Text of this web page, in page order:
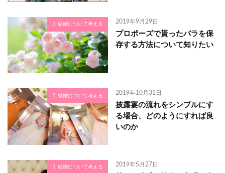
結婚について考える 2019年9月29日
プロポーズで貰ったバラを保
存する方法について知りたい
結婚について考える 2019年10月31日
披露宴の流れをシンプルにす
る場合、どのようにすれば良
いのか
結婚について考える 2019年5月27日